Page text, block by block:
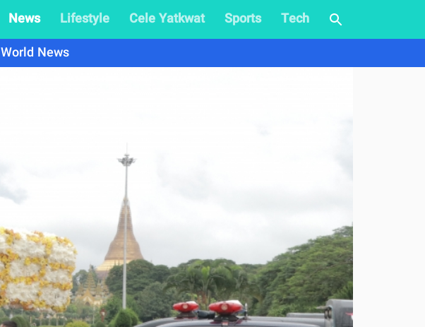
News Lifestyle Cele Yatkwat Sports
Tech
World News